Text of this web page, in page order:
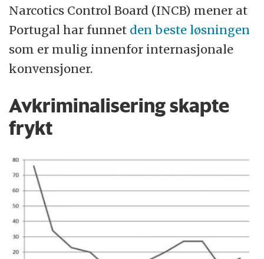
Narcotics Control Board (INCB) mener at
Portugal har funnet den beste løsningen
som er mulig innenfor internasjonale
konvensjoner.
Avkriminalisering skapte
frykt